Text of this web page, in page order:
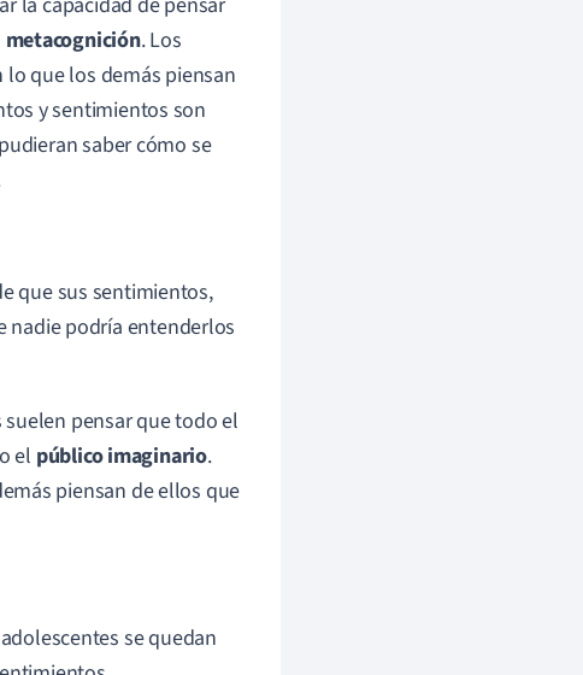
metacognición. Los
que los demás piensan
y sentimientos son
saber cómo se
que sus sentimientos,
nadie podría entenderlos
pensar que todo el
el público imaginario.
piensan de ellos que
se quedan